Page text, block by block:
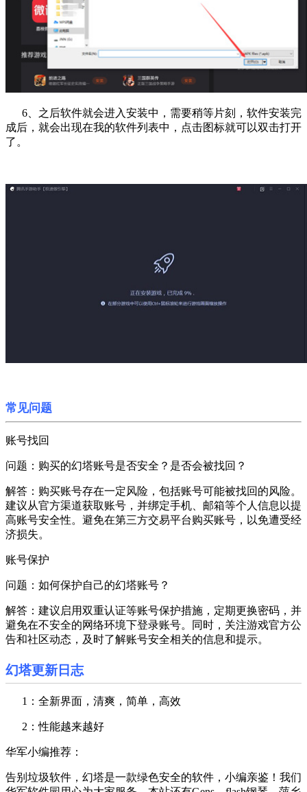
6、之后软件就会进入安装中，需要稍等片刻，软件安装完
成后，就会出现在我的软件列表中，点击图标就可以双击打开
了。
常见问题
账号找回
问题：购买的幻塔账号是否安全？是否会被找回？
解答：购买账号存在一定风险，包括账号可能被找回的风险。
建议从官方渠道获取账号，并绑定手机、邮箱等个人信息以提
高账号安全性。避免在第三方交易平台购买账号，以免遭受经
济损失。
账号保护
问题：如何保护自己的幻塔账号？
解答：建议启用双重认证等账号保护措施，定期更换密码，并
避免在不安全的网络环境下登录账号。同时，关注游戏官方公
告和社区动态，及时了解账号安全相关的信息和提示。
幻塔更新日志
1：全新界面，清爽，简单，高效
2：性能越来越好
华军小编推荐：
告别垃圾软件，幻塔是一款绿色安全的软件，小编亲鉴！我们